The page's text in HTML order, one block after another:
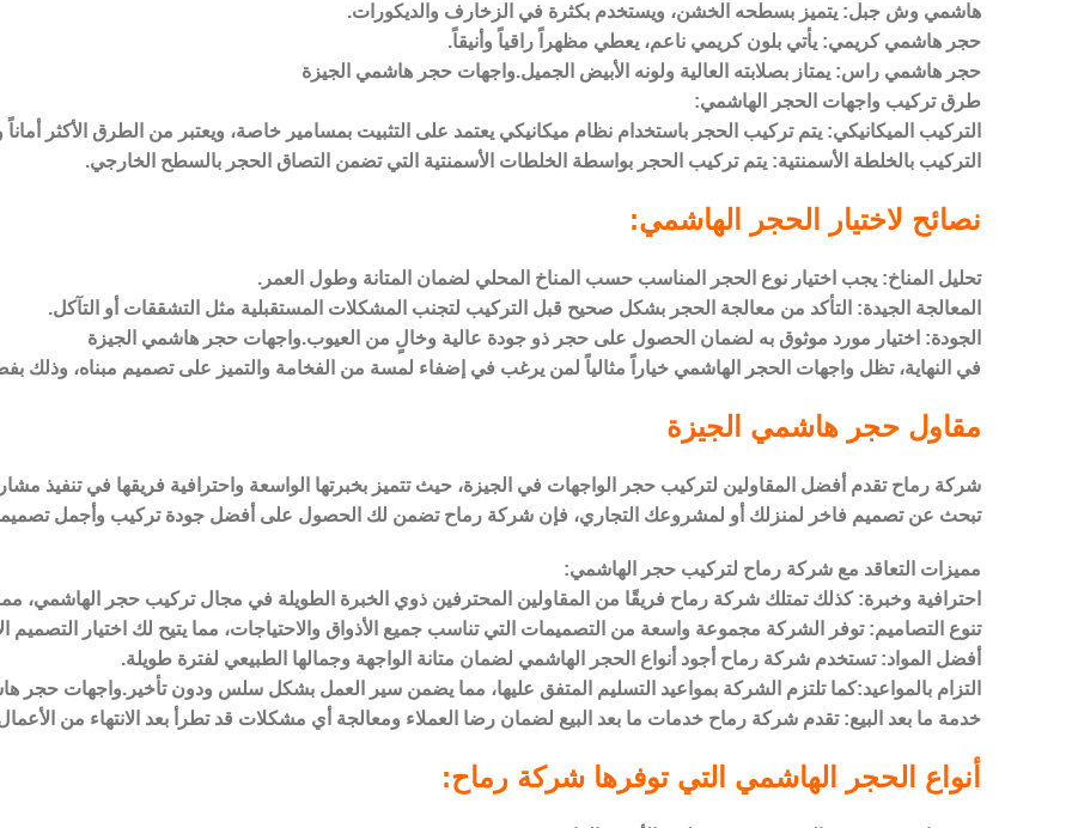
هاشمي وش جبل: يتميز بسطحه الخشن، ويستخدم بكثرة في الزخارف والديكورات.
حجر هاشمي كريمي: يأتي بلون كريمي ناعم، يعطي مظهراً راقياً وأنيقاً.
حجر هاشمي راس: يمتاز بصلابته العالية ولونه الأبيض الجميل.واجهات حجر هاشمي الجيزة
طرق تركيب واجهات الحجر الهاشمي:
التركيب الميكانيكي: يتم تركيب الحجر باستخدام نظام ميكانيكي يعتمد على التثبيت بمسامير خاصة، ويعتبر من الطرق الأكثر أماناً
التركيب بالخلطة الأسمنتية: يتم تركيب الحجر بواسطة الخلطات الأسمنتية التي تضمن التصاق الحجر بالسطح الخارجي.
نصائح لاختيار الحجر الهاشمي:
تحليل المناخ: يجب اختيار نوع الحجر المناسب حسب المناخ المحلي لضمان المتانة وطول العمر.
المعالجة الجيدة: التأكد من معالجة الحجر بشكل صحيح قبل التركيب لتجنب المشكلات المستقبلية مثل التشققات أو التآكل.
الجودة: اختيار مورد موثوق به لضمان الحصول على حجر ذو جودة عالية وخالٍ من العيوب.واجهات حجر هاشمي الجيزة
في النهاية، تظل واجهات الحجر الهاشمي خياراً مثالياً لمن يرغب في إضفاء لمسة من الفخامة والتميز على تصميم مبناه، وذلك
مقاول حجر هاشمي الجيزة
شركة رماح تقدم أفضل المقاولين لتركيب حجر الواجهات في الجيزة، حيث تتميز بخبرتها الواسعة واحترافية فريقها في تنفيذ
تبحث عن تصميم فاخر لمنزلك أو لمشروعك التجاري، فإن شركة رماح تضمن لك الحصول على أفضل جودة تركيب وأجمل
مميزات التعاقد مع شركة رماح لتركيب حجر الهاشمي:
احترافية وخبرة: كذلك تمتلك شركة رماح فريقًا من المقاولين المحترفين ذوي الخبرة الطويلة في مجال تركيب حجر الهاشمي،
تنوع التصاميم: توفر الشركة مجموعة واسعة من التصميمات التي تناسب جميع الأذواق والاحتياجات، مما يتيح لك اختيار
أفضل المواد: تستخدم شركة رماح أجود أنواع الحجر الهاشمي لضمان متانة الواجهة وجمالها الطبيعي لفترة طويلة.
التزام بالمواعيد:كما تلتزم الشركة بمواعيد التسليم المتفق عليها، مما يضمن سير العمل بشكل سلس ودون تأخير.واجهات حجر
خدمة ما بعد البيع: تقدم شركة رماح خدمات ما بعد البيع لضمان رضا العملاء ومعالجة أي مشكلات قد تطرأ بعد الانتهاء من
أنواع الحجر الهاشمي التي توفرها شركة رماح: